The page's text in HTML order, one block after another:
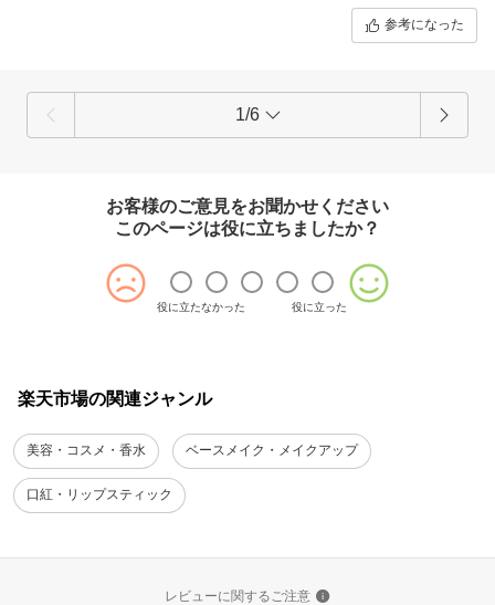
もーちょっとカラバリが増えたらもう一本欲しいな? 参考になった
1/6
お客様のご意見をお聞かせください
このページは役に立ちましたか？
役に立たなかった 役に立った
楽天市場の関連ジャンル
美容・コスメ・香水 ベースメイク・メイクアップ
口紅・リップスティック
レビューに関するご注意